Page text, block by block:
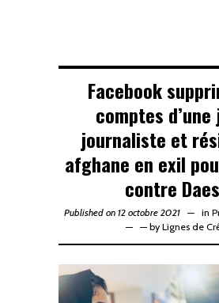
Facebook
comptes d’une
journaliste et
afghane en exil
contre
Published on 12 octobre 2021 in
—by Lignes de